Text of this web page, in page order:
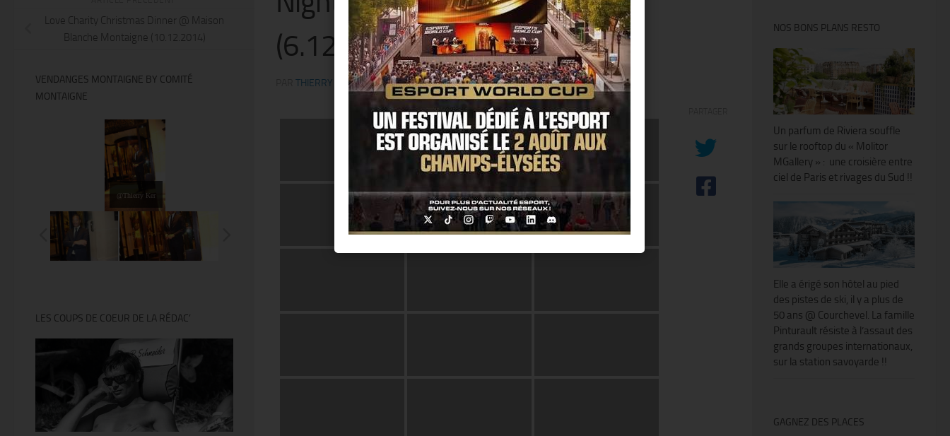
(6.12.2014)
THIERRY KER·9 JANVIER 2018
Love Charity Christmas Dinner @ Maison
Blanche Montaigne (10.12.2014)
VENDANGES MONTAIGNE BY COMITÉ
MONTAIGNE
@Thierry Ker
LES COUPS DE COEUR DE LA RÉDAC’
NOS BONS PLANS RESTO
Un parfum de Riviera souffle
sur le rooftop du « Molitor
MGallery » : une croisière entre
ciel de Paris et rivages du Sud !!
Elle a érigé son hôtel au pied
des pistes de ski, il y a plus de
50 ans @ Courchevel. La famille
Pinturault résiste à l’assaut des
grands groupes internationaux,
sur la station savoyarde !!
GAGNEZ DES PLACES